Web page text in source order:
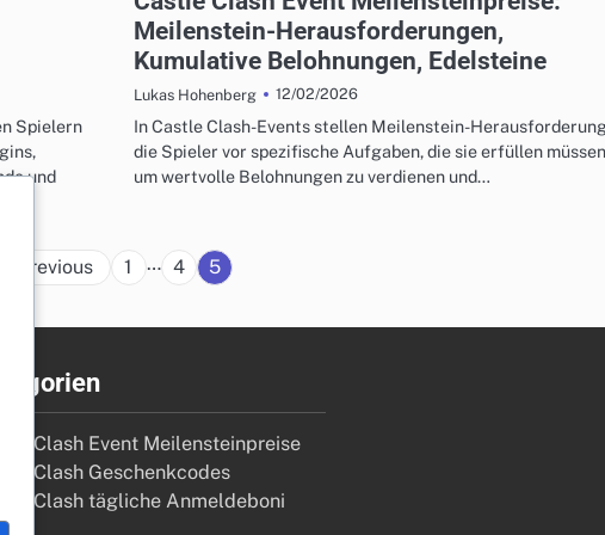
Spielern
und
Meilenstein-Herausforderungen,
Kumulative Belohnungen, Edelsteine
Lukas Hohenberg 12/02/2026
In Castle Clash-Events stellen Meilenstein-
die Spieler vor spezifische Aufgaben, die sie erfüllen
um wertvolle Belohnungen zu verdienen und…
Posts
Previous 1 … 4 5
Clash Event Meilensteinpreise
Clash Geschenkcodes
Clash tägliche Anmeldeboni